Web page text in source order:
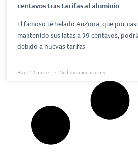
centavos tras tarifas al aluminio
El famoso té helado AriZona, que por
mantenido sus latas a 99 centavos,
debido a nuevas tarifas
Hace 12 meses No hay comentarios